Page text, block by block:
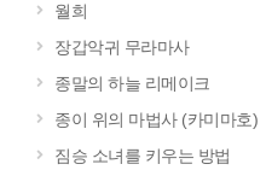
월희
장갑악귀 무라마사
종말의 하늘 리메이크
종이 위의 마법사 (카미마호)
짐승 소녀를 키우는 방법